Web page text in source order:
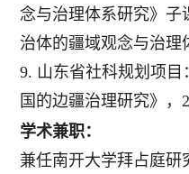
念与治理体系研究》子
治体的疆域观念与治理
9. 山东省社科规划项目
国的边疆治理研究》，
学术兼职：
兼任南开大学拜占庭研